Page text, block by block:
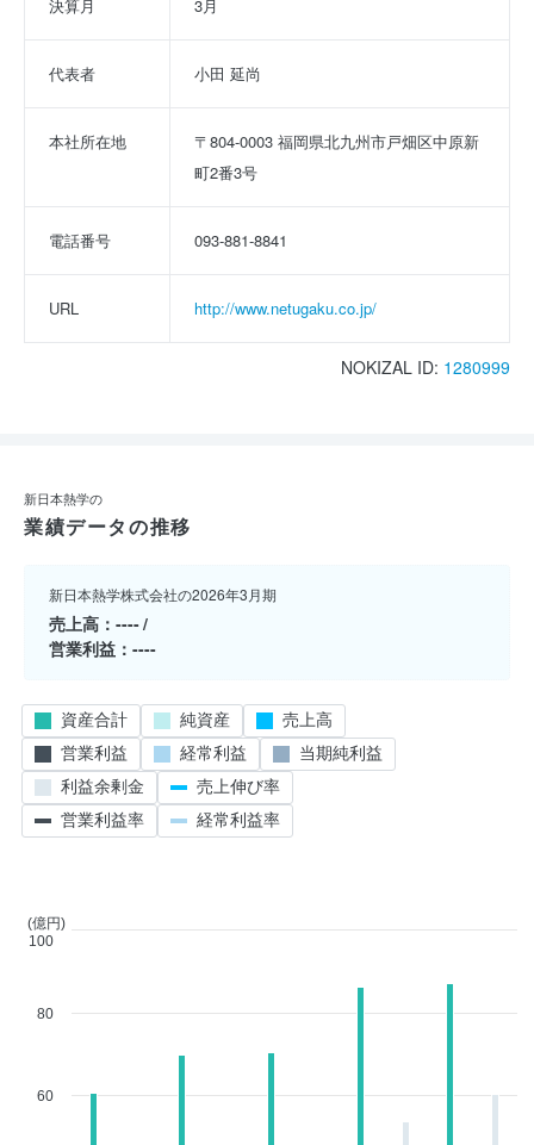
決算月 3月
代表者 小田 延尚
本社所在地
〒804-0003 福岡県北九州市戸畑区中原新
町2番3号
電話番号 093-881-8841
URL http://www.netugaku.co.jp/
NOKIZAL ID: 1280999
新日本熱学の
業績データの推移
新日本熱学株式会社の2026年3月期
売上高
----
営業利益
----
60
80
(億円)
100
資産合計 純資産
売上高
営業利益
経常利益
当期純利益
利益余剰金
売上伸び率
営業利益率
経常利益率